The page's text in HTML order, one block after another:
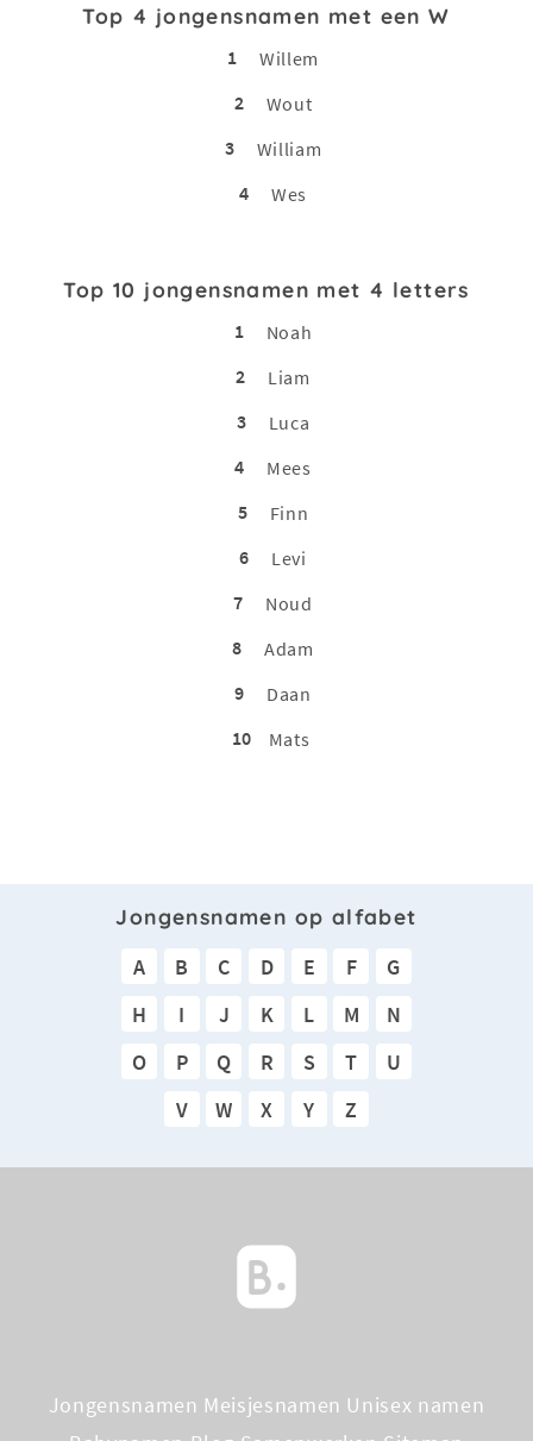
Top 4 jongensnamen met een W
1
Willem
2
Wout
3
William
4
Wes
Top 10 jongensnamen met 4 letters
1
Noah
2
Liam
3
Luca
4
Mees
5
Finn
6
Levi
7
Noud
8
Adam
9
Daan
10
Mats
Jongensnamen op alfabet
A B C D E F
G
H
I J K L M
N
O
P Q R S T
U
V
W X Y Z
Jongensnamen Meisjesnamen Unisex namen